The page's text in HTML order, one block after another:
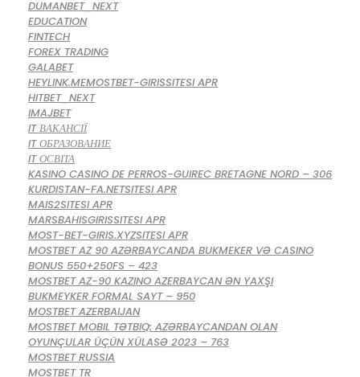
DUMANBET_NEXT
EDUCATION
FINTECH
FOREX TRADING
GALABET
HEYLINK.MEMOSTBET-GIRISSITESI APR
HITBET_NEXT
IMAJBET
IT ВАКАНСІЇ
IT ОБРАЗОВАНИЕ
IT ОСВІТА
KASINO CASINO DE PERROS-GUIREC BRETAGNE NORD – 306
KURDISTAN-FA.NETSITESI APR
MAIS2SITESI APR
MARSBAHISGIRISSITESI APR
MOST-BET-GIRIS.XYZSITESI APR
MOSTBET AZ 90 AZƏRBAYCANDA BUKMEKER VƏ CASINO
BONUS 550+250FS – 423
MOSTBET AZ-90 KAZINO AZERBAYCAN ƏN YAXŞI
BUKMEYKER FORMAL SAYT – 950
MOSTBET AZERBAIJAN
MOSTBET MOBIL TƏTBIQ: AZƏRBAYCANDAN OLAN
OYUNÇULAR ÜÇÜN XÜLASƏ 2023 – 763
MOSTBET RUSSIA
MOSTBET TR